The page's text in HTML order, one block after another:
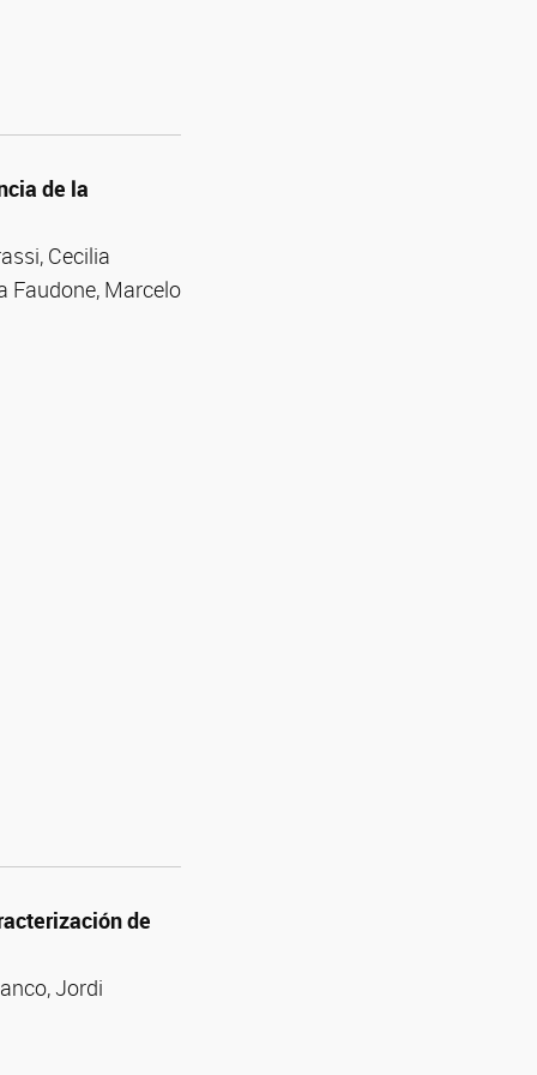
de la
Cecilia
Faudone, Marcelo
de
Jordi